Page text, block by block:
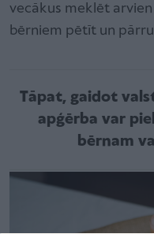
vecākus meklēt
bērniem pētīt un
Tāpat, gaidot
apģērba var
bērnam